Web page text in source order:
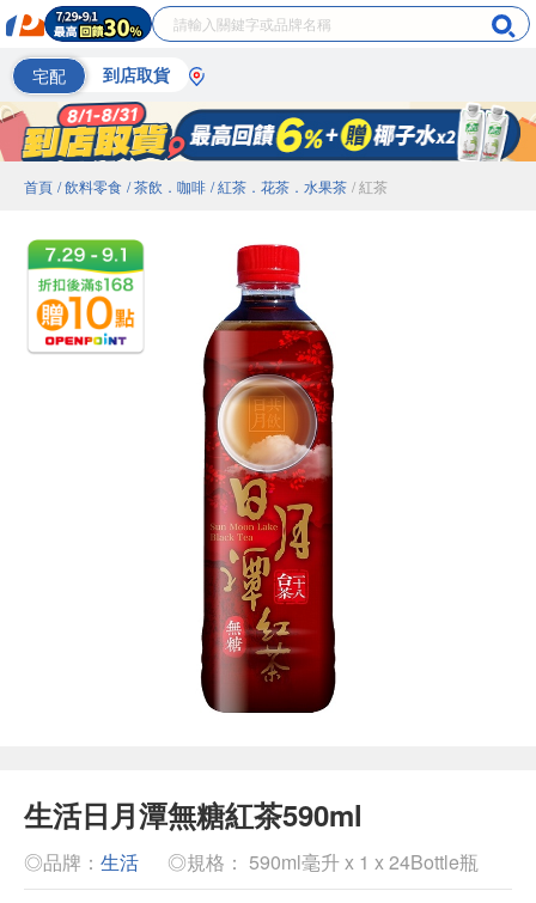
宅配 到店取貨
首頁 / 飲料零食 / 茶飲．咖啡 / 紅茶．花茶．水果茶 / 紅茶
生活日月潭無糖紅茶590ml
◎品牌： 生活 ◎規格： 590ml毫升 x 1 x 24Bottle瓶